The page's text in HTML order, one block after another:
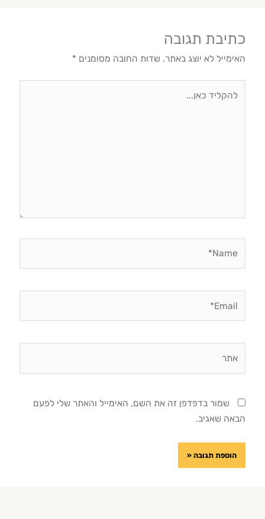
כתיבת תגובה
האימייל לא יוצג באתר. שדות החובה מסומנים *
שמור בדפדפן זה את השם, האימייל והאתר שלי לפעם
הבאה שאגיב.